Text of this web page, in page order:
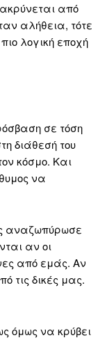
από
αλήθεια, τότε
λογική εποχή
σε τόση
διάθεσή του
κόσμο. Και
να
αναζωπύρωσε
αν οι
από εμάς. Αν
τις δικές μας.
όμως να κρύβει